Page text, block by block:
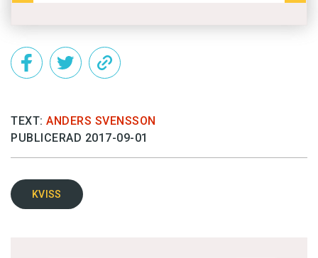
TEXT: ANDERS SVENSSON
PUBLICERAD 2017-09-01
KVISS